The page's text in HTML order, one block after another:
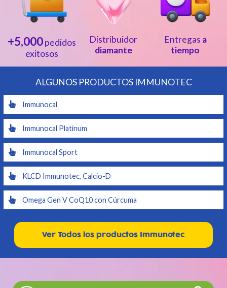
+5,000pedidos
exitosos
Distribuidor
diamante
Entregas a
tiempo
ALGUNOS PRODUCTOS IMMUNOTEC
Immunocal
Immunocal Platinum
Immunocal Sport
KLCD Immunotec, Calcio-D
Omega Gen V CoQ10 con Cúrcuma
Ver Todos los productos Immunotec